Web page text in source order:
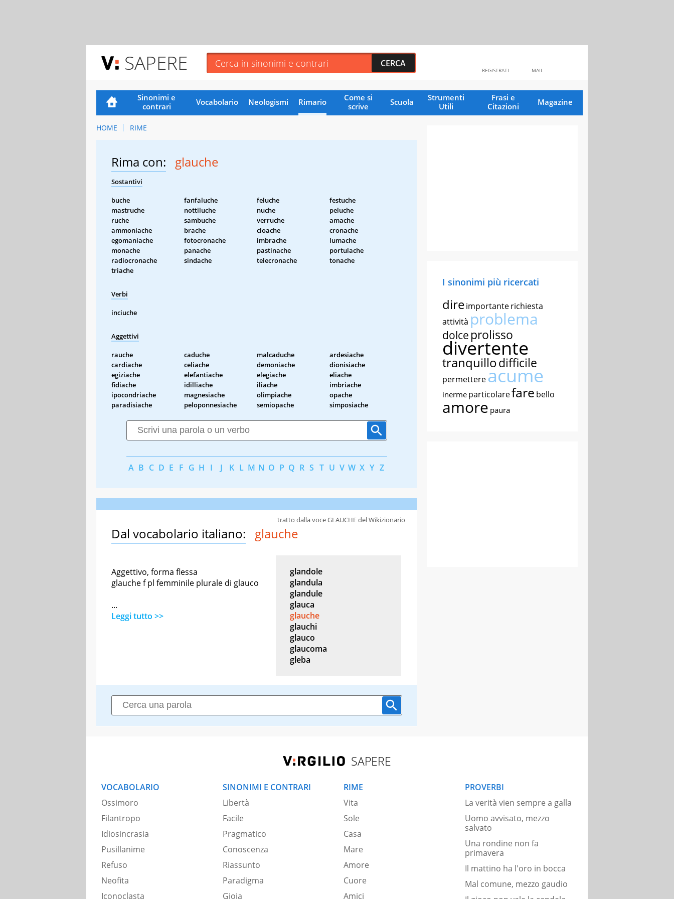
SAPERE MAIL
REGISTRATI
Sinonimi e
contrari
Vocabolario Neologismi Rimario
Come si
scrive
Scuola
Strumenti
Utili
Frasi e
Citazioni
Magazine
HOME RIME
Rima con: glauche
Sostantivi
buche fanfaluche feluche
festuche
mastruche
nottiluche nuche
peluche
ruche
sambuche verruche
amache
ammoniache
brache cloache
cronache
egomaniache
fotocronache imbrache
lumache
monache
panache pastinache
portulache
radiocronache
sindache telecronache
tonache
triache
Verbi
inciuche
Aggettivi
rauche caduche malcaduche
ardesiache
cardiache
celiache demoniache
dionisiache
egiziache
elefantiache elegiache
eliache
fidiache
idilliache iliache
imbriache
ipocondriache
magnesiache olimpiache
opache
paradisiache
peloponnesiache semiopache simposiache
A B C D E F G H I J K L M N O P Q R S T U V W X Y Z
Dal vocabolario italiano: glauche
tratto dalla voce GLAUCHE del Wikizionario
Aggettivo, forma flessa
glauche f pl femminile plurale di glauco
...
Leggi tutto >>
glandole
glandula
glandule
glauca
glauche
glauchi
glauco
glaucoma
gleba
I sinonimi più ricercati
direimportanterichiesta
attività problema
dolce prolisso
divertente
tranquillodifficile
permettereacume
inerme particolarefare bello
amore paura
SAPERE
VOCABOLARIO
Ossimoro
Filantropo
Idiosincrasia
Pusillanime
Refuso
Neofita
Iconoclasta
SINONIMI E CONTRARI
Libertà
Facile
Pragmatico
Conoscenza
Riassunto
Paradigma
Gioia
RIME
Vita
Sole
Casa
Mare
Amore
Cuore
Amici
PROVERBI
La verità vien sempre a galla
Uomo avvisato, mezzo
salvato
Una rondine non fa
primavera
Il mattino ha l'oro in bocca
Mal comune, mezzo gaudio